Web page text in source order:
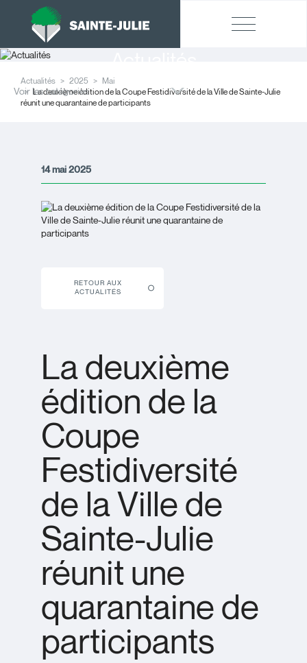
Actualités 2025
Mai
La deuxième édition de la Coupe Festidiversité de la Ville de Sainte-Julie
réunit une quarantaine de participants
Voir les catégories
14 mai 2025
RETOUR AUX
ACTUALITÉS
La deuxième
édition de la
Coupe
Festidiversité
de la Ville de
Sainte-Julie
réunit une
quarantaine de
participants